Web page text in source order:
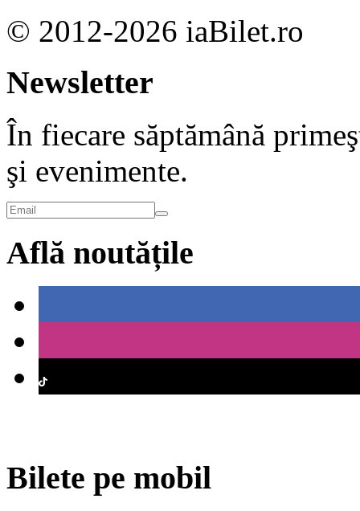
© 2012-2026 iaBilet.ro
Newsletter
În fiecare săptămână
şi evenimente.
Află noutățile
Bilete pe mobil